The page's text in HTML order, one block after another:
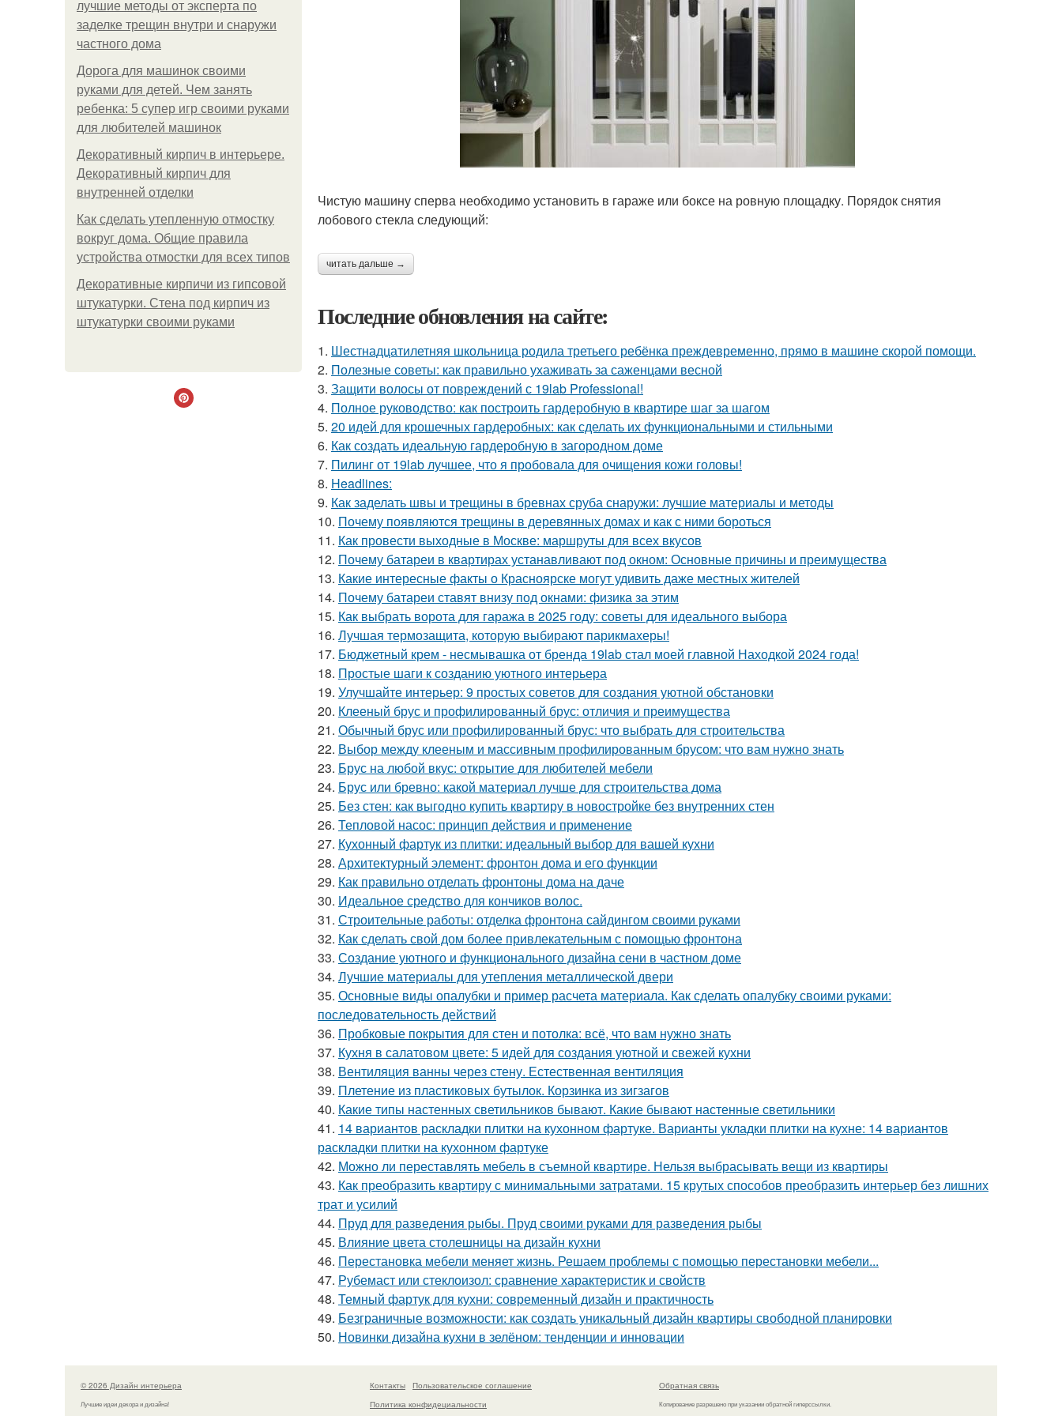
лучшие методы от эксперта по
заделке трещин внутри и снаружи
частного дома
Дорога для машинок своими
руками для детей. Чем занять
ребенка: 5 супер игр своими руками
для любителей машинок
Декоративный кирпич в интерьере.
Декоративный кирпич для
внутренней отделки
Как сделать утепленную отмостку
вокруг дома. Общие правила
устройства отмостки для всех типов
Декоративные кирпичи из гипсовой
штукатурки. Стена под кирпич из
штукатурки своими руками
Чистую машину сперва необходимо установить в гараже или боксе на ровную площадку. Порядок снятия
лобового стекла следующий:
читать дальше →
Последние обновления на сайте:
1. Шестнадцатилетняя школьница родила третьего ребёнка преждевременно, прямо в машине скорой помощи.
2. Полезные советы: как правильно ухаживать за саженцами весной
3. Защити волосы от повреждений с 19lab Professional!
4. Полное руководство: как построить гардеробную в квартире шаг за шагом
5. 20 идей для крошечных гардеробных: как сделать их функциональными и стильными
6. Как создать идеальную гардеробную в загородном доме
7. Пилинг от 19lab лучшее, что я пробовала для очищения кожи головы!
8. Headlines:
9. Как заделать швы и трещины в бревнах сруба снаружи: лучшие материалы и методы
10. Почему появляются трещины в деревянных домах и как с ними бороться
11. Как провести выходные в Москве: маршруты для всех вкусов
12. Почему батареи в квартирах устанавливают под окном: Основные причины и преимущества
13. Какие интересные факты о Красноярске могут удивить даже местных жителей
14. Почему батареи ставят внизу под окнами: физика за этим
15. Как выбрать ворота для гаража в 2025 году: советы для идеального выбора
16. Лучшая термозащита, которую выбирают парикмахеры!
17. Бюджетный крем - несмывашка от бренда 19lab стал моей главной Находкой 2024 года!
18. Простые шаги к созданию уютного интерьера
19. Улучшайте интерьер: 9 простых советов для создания уютной обстановки
20. Клееный брус и профилированный брус: отличия и преимущества
21. Обычный брус или профилированный брус: что выбрать для строительства
22. Выбор между клееным и массивным профилированным брусом: что вам нужно знать
23. Брус на любой вкус: открытие для любителей мебели
24. Брус или бревно: какой материал лучше для строительства дома
25. Без стен: как выгодно купить квартиру в новостройке без внутренних стен
26. Тепловой насос: принцип действия и применение
27. Кухонный фартук из плитки: идеальный выбор для вашей кухни
28. Архитектурный элемент: фронтон дома и его функции
29. Как правильно отделать фронтоны дома на даче
30. Идеальное средство для кончиков волос.
31. Строительные работы: отделка фронтона сайдингом своими руками
32. Как сделать свой дом более привлекательным с помощью фронтона
33. Создание уютного и функционального дизайна сени в частном доме
34. Лучшие материалы для утепления металлической двери
35. Основные виды опалубки и пример расчета материала. Как сделать опалубку своими руками:
последовательность действий
36. Пробковые покрытия для стен и потолка: всё, что вам нужно знать
37. Кухня в салатовом цвете: 5 идей для создания уютной и свежей кухни
38. Вентиляция ванны через стену. Естественная вентиляция
39. Плетение из пластиковых бутылок. Корзинка из зигзагов
40. Какие типы настенных светильников бывают. Какие бывают настенные светильники
41. 14 вариантов раскладки плитки на кухонном фартуке. Варианты укладки плитки на кухне: 14 вариантов
раскладки плитки на кухонном фартуке
42. Можно ли переставлять мебель в съемной квартире. Нельзя выбрасывать вещи из квартиры
43. Как преобразить квартиру с минимальными затратами. 15 крутых способов преобразить интерьер без лишних
трат и усилий
44. Пруд для разведения рыбы. Пруд своими руками для разведения рыбы
45. Влияние цвета столешницы на дизайн кухни
46. Перестановка мебели меняет жизнь. Решаем проблемы с помощью перестановки мебели...
47. Рубемаст или стеклоизол: сравнение характеристик и свойств
48. Темный фартук для кухни: современный дизайн и практичность
49. Безграничные возможности: как создать уникальный дизайн квартиры свободной планировки
50. Новинки дизайна кухни в зелёном: тенденции и инновации
© 2026 Дизайн интерьера
Лучшие идеи декора и дизайна!
Контакты
Пользовательское соглашение
Политика конфидециальности
Обратная связь
Копирование разрешено при указании обратной гиперссылки.